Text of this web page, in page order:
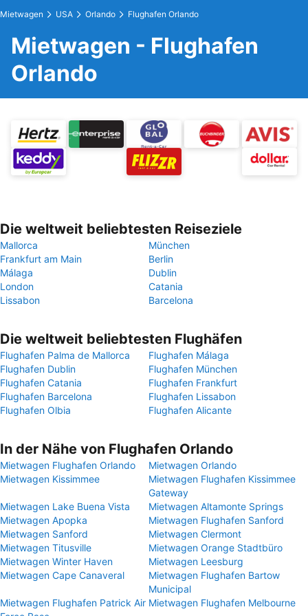
Mietwagen USA Orlando Flughafen Orlando
Mietwagen - Flughafen
Orlando
Die weltweit beliebtesten Reiseziele
Mallorca
München
Frankfurt am Main
Berlin
Málaga
Dublin
London
Catania
Lissabon
Barcelona
Die weltweit beliebtesten Flughäfen
Flughafen Palma de Mallorca
Flughafen Málaga
Flughafen Dublin
Flughafen München
Flughafen Catania
Flughafen Frankfurt
Flughafen Barcelona
Flughafen Lissabon
Flughafen Olbia
Flughafen Alicante
In der Nähe von Flughafen Orlando
Mietwagen Flughafen Orlando
Mietwagen Orlando
Mietwagen Kissimmee
Mietwagen Flughafen Kissimmee
Gateway
Mietwagen Lake Buena Vista
Mietwagen Altamonte Springs
Mietwagen Apopka
Mietwagen Flughafen Sanford
Mietwagen Sanford
Mietwagen Clermont
Mietwagen Titusville
Mietwagen Orange Stadtbüro
Mietwagen Winter Haven
Mietwagen Leesburg
Mietwagen Cape Canaveral
Mietwagen Flughafen Bartow
Municipal
Mietwagen Flughafen Patrick Air Mietwagen Flughafen Melbourne